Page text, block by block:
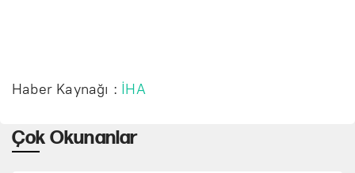
Haber Kaynağı : İHA
Çok Okunanlar